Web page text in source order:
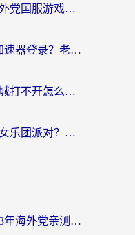
加拿大怎么玩大掌门？海外党国服游戏加速避坑指南（附实用工具推荐）
新大话西游2海外用什么加速器登录？老玩家亲测有效的国服游戏加速指南
国外玩密室逃脱18移动迷城打不开怎么办？海外玩家亲测有效的解决指南
巴西怎么玩梦想协奏曲少女乐团派对？海外党必看的国服游戏加速全攻略（附波兰天涯明月刀实用技巧）
在国外怎样看中国电视？3年海外党亲测有效的追剧加速器指南